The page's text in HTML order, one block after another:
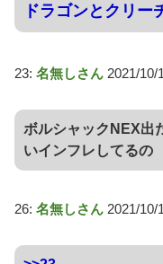
ドラゴンとクリー
23: 名無しさん 2021/10/
ボルシャックNEX出
いインフレしてるの
26: 名無しさん 2021/10/